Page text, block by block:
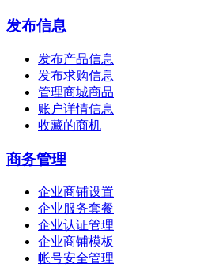
发布信息
发布产品信息
发布求购信息
管理商城商品
账户详情信息
收藏的商机
商务管理
企业商铺设置
企业服务套餐
企业认证管理
企业商铺模板
帐号安全管理